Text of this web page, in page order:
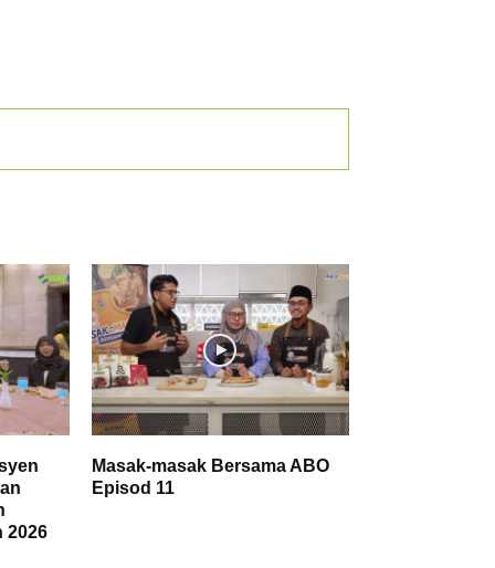
2026
Masak-masak Bersama ABO
Episod 11